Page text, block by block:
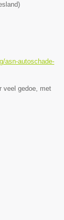
)
asn-autoschade-
veel gedoe, met